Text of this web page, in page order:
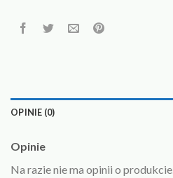
OPINIE (0)
Opinie
Na razie nie ma opinii o produkcie.